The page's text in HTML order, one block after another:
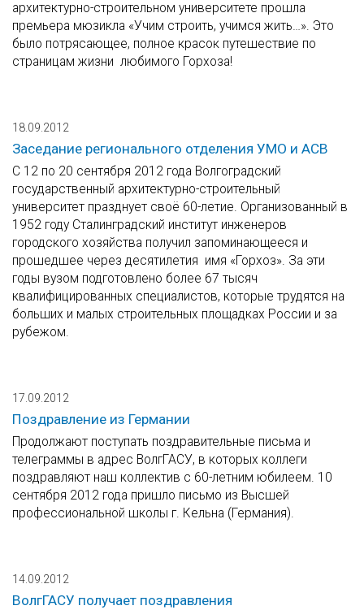
архитектурно-строительном университете прошла
премьера мюзикла «Учим строить, учимся жить…». Это
было потрясающее, полное красок путешествие по
страницам жизни любимого Горхоза!
18.09.2012
Заседание регионального отделения УМО и АСВ
С 12 по 20 сентября 2012 года Волгоградский
государственный архитектурно-строительный
университет празднует своё 60-летие. Организованный в
1952 году Сталинградский институт инженеров
городского хозяйства получил запоминающееся и
прошедшее через десятилетия имя «Горхоз». За эти
годы вузом подготовлено более 67 тысяч
квалифицированных специалистов, которые трудятся на
больших и малых строительных площадках России и за
рубежом.
17.09.2012
Поздравление из Германии
Продолжают поступать поздравительные письма и
телеграммы в адрес ВолгГАСУ, в которых коллеги
поздравляют наш коллектив с 60-летним юбилеем. 10
сентября 2012 года пришло письмо из Высшей
профессиональной школы г. Кельна (Германия).
14.09.2012
ВолгГАСУ получает поздравления